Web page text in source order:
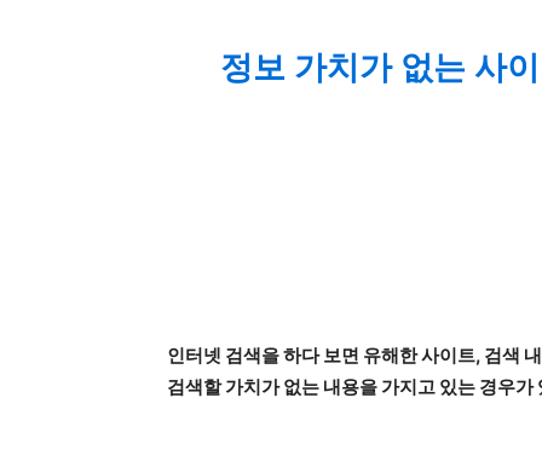
정보 가치가 없는 사
인터넷 검색을 하다 보면 유해한 사이트, 검색
검색할 가치가 없는 내용을 가지고 있는 경우가